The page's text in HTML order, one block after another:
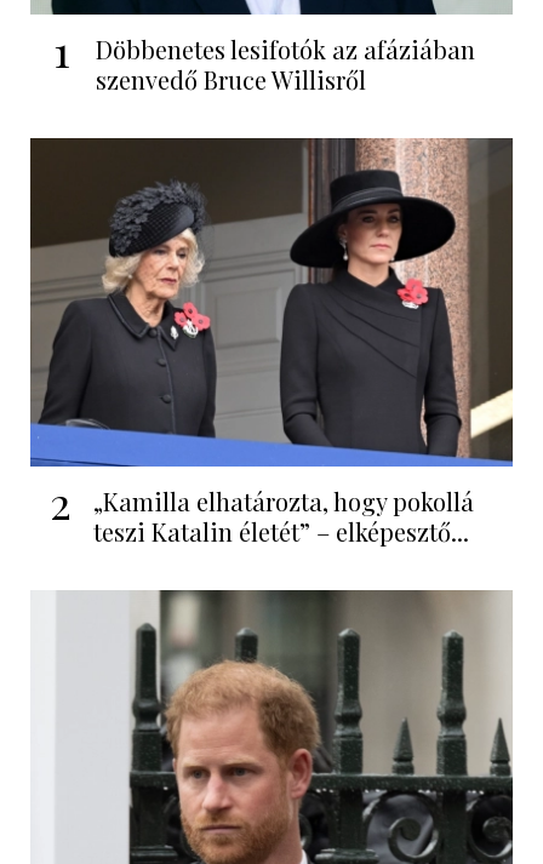
1
Döbbenetes lesifotók az afáziában
szenvedő Bruce Willisről
2
„Kamilla elhatározta, hogy pokollá
teszi Katalin életét” – elképesztő...